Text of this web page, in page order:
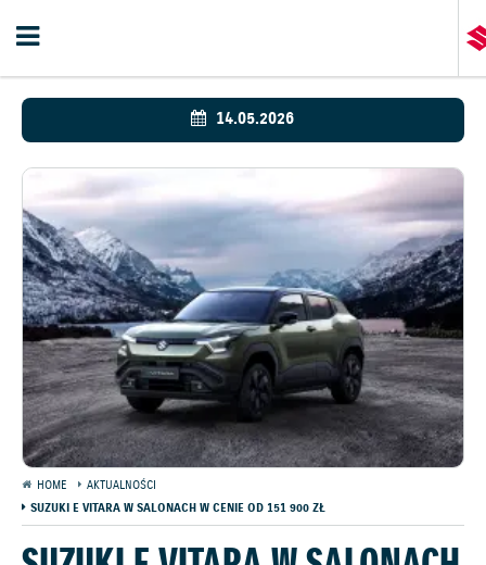
14.05.2026
HOME
AKTUALNOŚCI
SUZUKI E VITARA W SALONACH W CENIE OD 151 900 ZŁ